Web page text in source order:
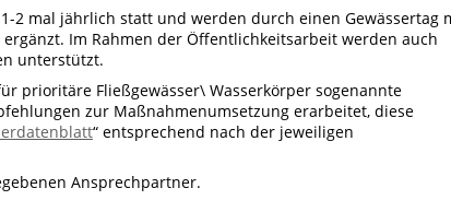
2 mal jährlich statt und werden durch einen Gewässertag
Im Rahmen der Öffentlichkeitsarbeit werden auch
unterstützt.
prioritäre Fließgewässer\ Wasserkörper sogenannte
zur Maßnahmenumsetzung erarbeitet, diese
“ entsprechend nach der jeweiligen
Ansprechpartner.